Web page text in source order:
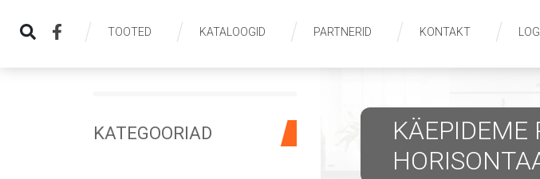
TOOTED KATALOOGID PARTNERID KONTAKT
KATEGOORIAD
KÄEPIDEME